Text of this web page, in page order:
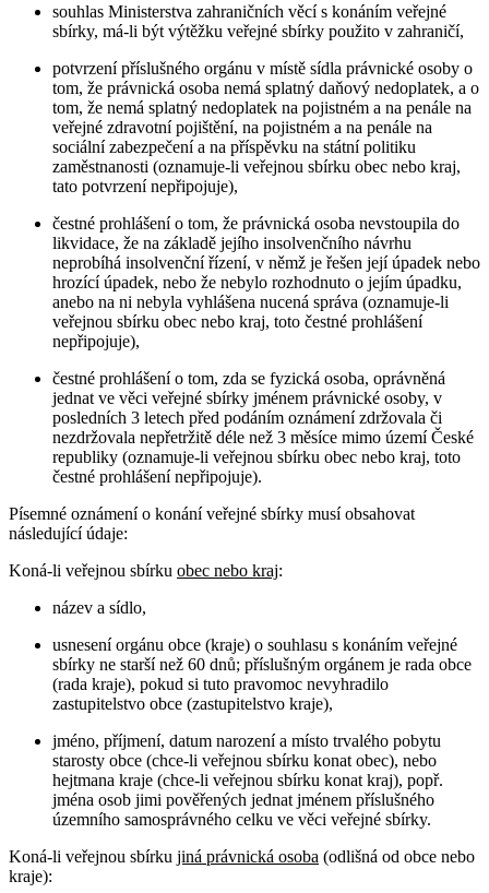
souhlas Ministerstva zahraničních věcí s konáním veřejné
sbírky, má-li být výtěžku veřejné sbírky použito v zahraničí,
potvrzení příslušného orgánu v místě sídla právnické osoby o
tom, že právnická osoba nemá splatný daňový nedoplatek, a o
tom, že nemá splatný nedoplatek na pojistném a na penále na
veřejné zdravotní pojištění, na pojistném a na penále na
sociální zabezpečení a na příspěvku na státní politiku
zaměstnanosti (oznamuje-li veřejnou sbírku obec nebo kraj,
tato potvrzení nepřipojuje),
čestné prohlášení o tom, že právnická osoba nevstoupila do
likvidace, že na základě jejího insolvenčního návrhu
neprobíhá insolvenční řízení, v němž je řešen její úpadek nebo
hrozící úpadek, nebo že nebylo rozhodnuto o jejím úpadku,
anebo na ni nebyla vyhlášena nucená správa (oznamuje-li
veřejnou sbírku obec nebo kraj, toto čestné prohlášení
nepřipojuje),
čestné prohlášení o tom, zda se fyzická osoba, oprávněná
jednat ve věci veřejné sbírky jménem právnické osoby, v
posledních 3 letech před podáním oznámení zdržovala či
nezdržovala nepřetržitě déle než 3 měsíce mimo území České
republiky (oznamuje-li veřejnou sbírku obec nebo kraj, toto
čestné prohlášení nepřipojuje).
Písemné oznámení o konání veřejné sbírky musí obsahovat
následující údaje:
Koná-li veřejnou sbírku obec nebo kraj:
název a sídlo,
usnesení orgánu obce (kraje) o souhlasu s konáním veřejné
sbírky ne starší než 60 dnů; příslušným orgánem je rada obce
(rada kraje), pokud si tuto pravomoc nevyhradilo
zastupitelstvo obce (zastupitelstvo kraje),
jméno, příjmení, datum narození a místo trvalého pobytu
starosty obce (chce-li veřejnou sbírku konat obec), nebo
hejtmana kraje (chce-li veřejnou sbírku konat kraj), popř.
jména osob jimi pověřených jednat jménem příslušného
územního samosprávného celku ve věci veřejné sbírky.
Koná-li veřejnou sbírku jiná právnická osoba (odlišná od obce nebo
kraje):